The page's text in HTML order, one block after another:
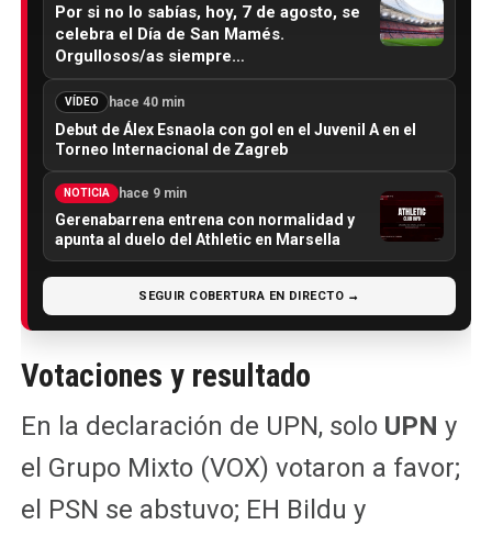
Por si no lo sabías, hoy, 7 de agosto, se
celebra el Día de San Mamés.
Orgullosos/as siempre…
VÍDEO hace 40 min
Debut de Álex Esnaola con gol en el Juvenil A en el
Torneo Internacional de Zagreb
NOTICIA hace 9 min
Gerenabarrena entrena con normalidad y
apunta al duelo del Athletic en Marsella
SEGUIR COBERTURA EN DIRECTO →
Votaciones y resultado
En la declaración de UPN, solo UPN y
el Grupo Mixto (VOX) votaron a favor;
el PSN se abstuvo; EH Bildu y